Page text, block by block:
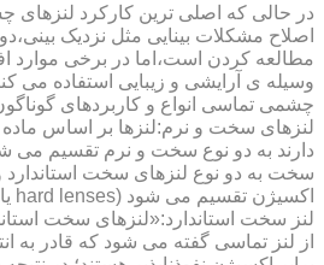
در حالی که اصلی ترین کارکرد
اصلاح مشکلات بینایی مثل نزدیک
مطالعه کردن است،اما در برخی موارد
وسیله ی آرایشی و زیبایی استفاده می
چشمی تماسی انواع و کاربردهای
لنزهای سخت و نرم:لنزها بر اساس
دارند به دو نوع سخت و نرم تقسیم می
سخت به دو نوع لنزهای سخت
اکسیژن تقسیم می شود (hard lenses یا GP lenses).
لنز سخت استاندارد:«لنزهای سخت
از لنز تماسی گفته می شود که قادر به